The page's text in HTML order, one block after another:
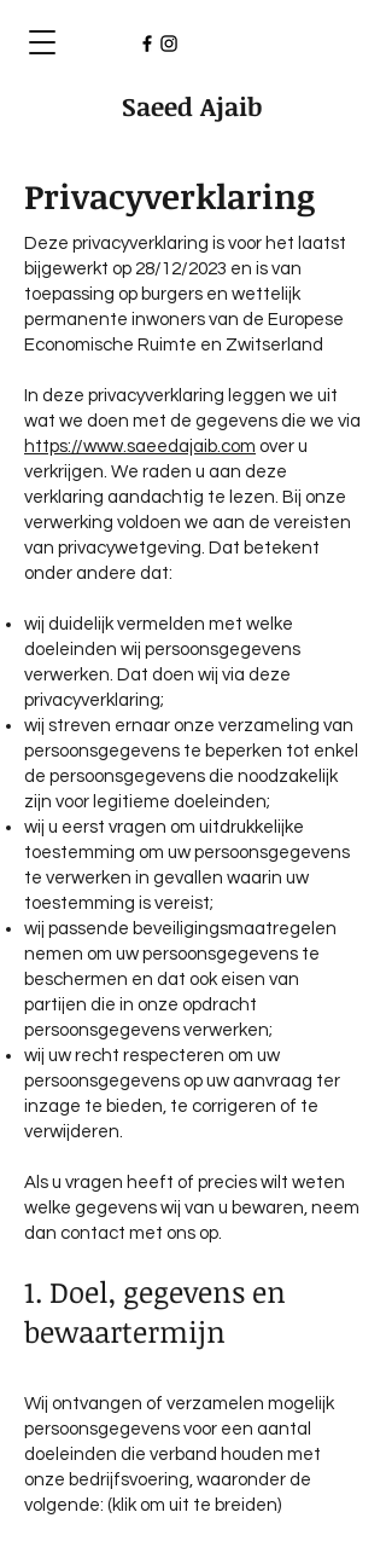
Saeed Ajaib
Privacyverklaring
Deze privacyverklaring is voor het laatst
bijgewerkt op 28/12/2023 en is van
toepassing op burgers en wettelijk
permanente inwoners van de Europese
Economische Ruimte en Zwitserland
In deze privacyverklaring leggen we uit
wat we doen met de gegevens die we via
https://www.saeedajaib.com over u
verkrijgen. We raden u aan deze
verklaring aandachtig te lezen. Bij onze
verwerking voldoen we aan de vereisten
van privacywetgeving. Dat betekent
onder andere dat:
wij duidelijk vermelden met welke
doeleinden wij persoonsgegevens
verwerken. Dat doen wij via deze
privacyverklaring;
wij streven ernaar onze verzameling van
persoonsgegevens te beperken tot enkel
de persoonsgegevens die noodzakelijk
zijn voor legitieme doeleinden;
wij u eerst vragen om uitdrukkelijke
toestemming om uw persoonsgegevens
te verwerken in gevallen waarin uw
toestemming is vereist;
wij passende beveiligingsmaatregelen
nemen om uw persoonsgegevens te
beschermen en dat ook eisen van
partijen die in onze opdracht
persoonsgegevens verwerken;
wij uw recht respecteren om uw
persoonsgegevens op uw aanvraag ter
inzage te bieden, te corrigeren of te
verwijderen.
Als u vragen heeft of precies wilt weten
welke gegevens wij van u bewaren, neem
dan contact met ons op.
1. Doel, gegevens en
bewaartermijn
Wij ontvangen of verzamelen mogelijk
persoonsgegevens voor een aantal
doeleinden die verband houden met
onze bedrijfsvoering, waaronder de
volgende: (klik om uit te breiden)